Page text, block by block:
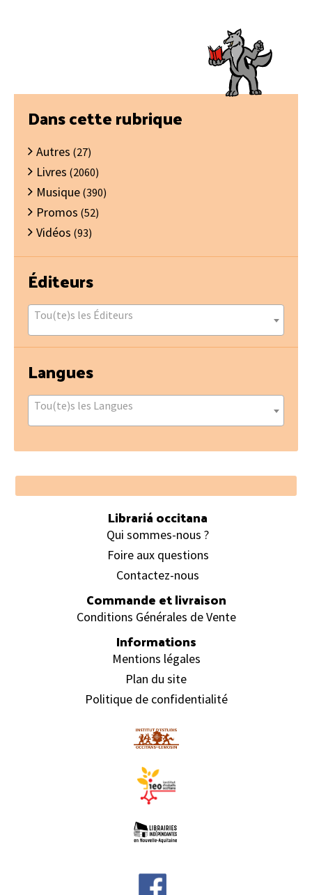
Barre
latérale
principale
Dans cette rubrique
Autres (27)
Livres (2060)
Musique (390)
Promos (52)
Vidéos (93)
Éditeurs
Tou(te)s les Éditeurs
Langues
Tou(te)s les Langues
Footer
Librariá occitana
Qui sommes-nous ?
Foire aux questions
Contactez-nous
Commande et livraison
Conditions Générales de Vente
Informations
Mentions légales
Plan du site
Politique de confidentialité